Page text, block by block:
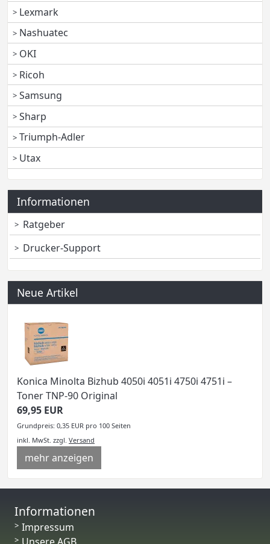
Lexmark
Nashuatec
OKI
Ricoh
Samsung
Sharp
Triumph-Adler
Utax
Informationen
Ratgeber
Drucker-Support
Neue Artikel
Konica Minolta Bizhub 4050i 4051i 4750i 4751i –
Toner TNP-90 Original
69,95 EUR
Grundpreis: 0,35 EUR pro 100 Seiten
inkl. MwSt. zzgl. Versand
mehr anzeigen
Informationen
Impressum